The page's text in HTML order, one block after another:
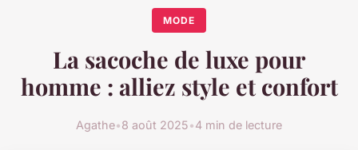
MODE
La sacoche de luxe pour
homme : alliez style et confort
Agathe•8 août 2025•4 min de lecture